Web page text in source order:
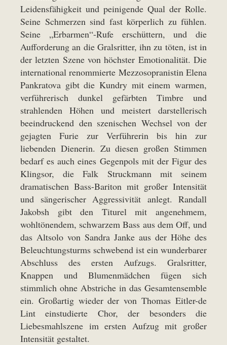
Leidensfähigkeit und peinigende Qual der Rolle.
Seine Schmerzen sind fast körperlich zu fühlen.
Seine „Erbarmen“-Rufe erschüttern, und die
Aufforderung an die Gralsritter, ihn zu töten, ist in
der letzten Szene von höchster Emotionalität. Die
international renommierte Mezzosopranistin Elena
Pankratova gibt die Kundry mit einem warmen,
verführerisch dunkel gefärbten Timbre und
strahlenden Höhen und meistert darstellerisch
beeindruckend den szenischen Wechsel von der
gejagten Furie zur Verführerin bis hin zur
liebenden Dienerin. Zu diesen großen Stimmen
bedarf es auch eines Gegenpols mit der Figur des
Klingsor, die Falk Struckmann mit seinem
dramatischen Bass-Bariton mit großer Intensität
und sängerischer Aggressivität anlegt. Randall
Jakobsh gibt den Titurel mit angenehmem,
wohltönendem, schwarzem Bass aus dem Off, und
das Altsolo von Sandra Janke aus der Höhe des
Beleuchtungsturms schwebend ist ein wunderbarer
Abschluss des ersten Aufzugs. Gralsritter,
Knappen und Blumenmädchen fügen sich
stimmlich ohne Abstriche in das Gesamtensemble
ein. Großartig wieder der von Thomas Eitler-de
Lint einstudierte Chor, der besonders die
Liebesmahlszene im ersten Aufzug mit großer
Intensität gestaltet.